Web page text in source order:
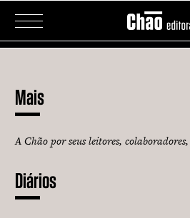
Mais
A Chão por seus leitores,
Diários